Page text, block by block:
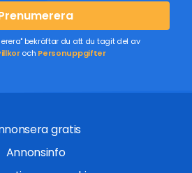
bekräftar du att du tagit del av
och Personuppgifter
gratis
Annonsinfo